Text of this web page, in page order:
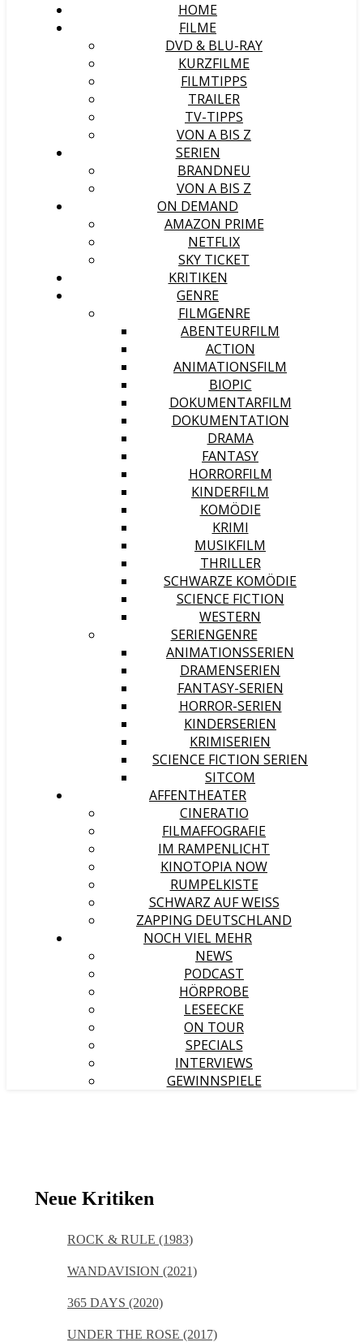
HOME
FILME
DVD & BLU-RAY
KURZFILME
FILMTIPPS
TRAILER
TV-TIPPS
VON A BIS Z
SERIEN
BRANDNEU
VON A BIS Z
ON DEMAND
AMAZON PRIME
NETFLIX
SKY TICKET
KRITIKEN
GENRE
FILMGENRE
ABENTEURFILM
ACTION
ANIMATIONSFILM
BIOPIC
DOKUMENTARFILM
DOKUMENTATION
DRAMA
FANTASY
HORRORFILM
KINDERFILM
KOMÖDIE
KRIMI
MUSIKFILM
THRILLER
SCHWARZE KOMÖDIE
SCIENCE FICTION
WESTERN
SERIENGENRE
ANIMATIONSSERIEN
DRAMENSERIEN
FANTASY-SERIEN
HORROR-SERIEN
KINDERSERIEN
KRIMISERIEN
SCIENCE FICTION SERIEN
SITCOM
AFFENTHEATER
CINERATIO
FILMAFFOGRAFIE
IM RAMPENLICHT
KINOTOPIA NOW
RUMPELKISTE
SCHWARZ AUF WEISS
ZAPPING DEUTSCHLAND
NOCH VIEL MEHR
NEWS
PODCAST
HÖRPROBE
LESEECKE
ON TOUR
SPECIALS
INTERVIEWS
GEWINNSPIELE
Neue Kritiken
ROCK & RULE (1983)
WANDAVISION (2021)
365 DAYS (2020)
UNDER THE ROSE (2017)